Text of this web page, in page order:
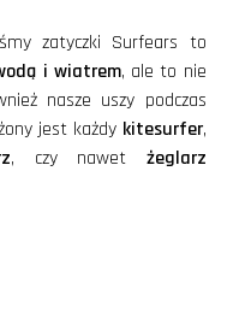
zatyczki Surfears to
i wiatrem, ale to nie
nasze uszy podczas
jest każdy kitesurfer,
, czy nawet żeglarz